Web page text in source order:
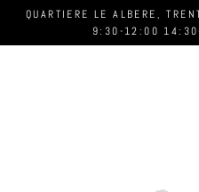
QUARTIERE LE ALBERE,
9:30-12:00